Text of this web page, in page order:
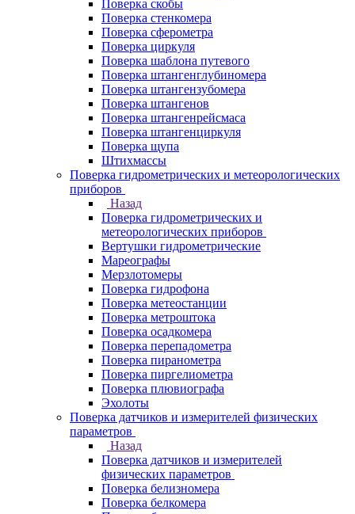
Поверка скобы
Поверка стенкомера
Поверка сферометра
Поверка циркуля
Поверка шаблона путевого
Поверка штангенглубиномера
Поверка штангензубомера
Поверка штангенов
Поверка штангенрейсмаса
Поверка штангенциркуля
Поверка щупа
Штихмассы
Поверка гидрометрических и метеорологических
приборов
Назад
Поверка гидрометрических и
метеорологических приборов
Вертушки гидрометрические
Мареографы
Мерзлотомеры
Поверка гидрофона
Поверка метеостанции
Поверка метроштока
Поверка осадкомера
Поверка перепадометра
Поверка пиранометра
Поверка пиргелиометра
Поверка плювиографа
Эхолоты
Поверка датчиков и измерителей физических
параметров
Назад
Поверка датчиков и измерителей
физических параметров
Поверка белизномера
Поверка белкомера